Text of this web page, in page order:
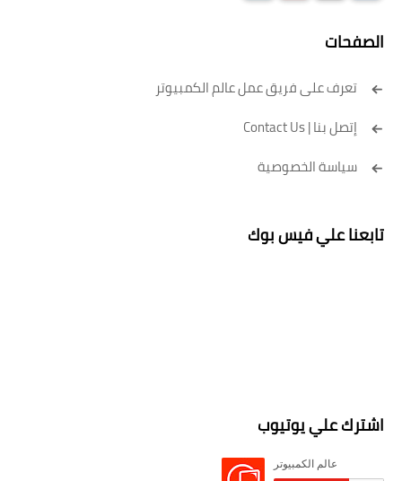
الصفحات
تعرف على فريق عمل عالم الكمبيوتر
إتصل بنا | Contact Us
سياسة الخصوصية
تابعنا علي فيس بوك
اشترك علي يوتيوب